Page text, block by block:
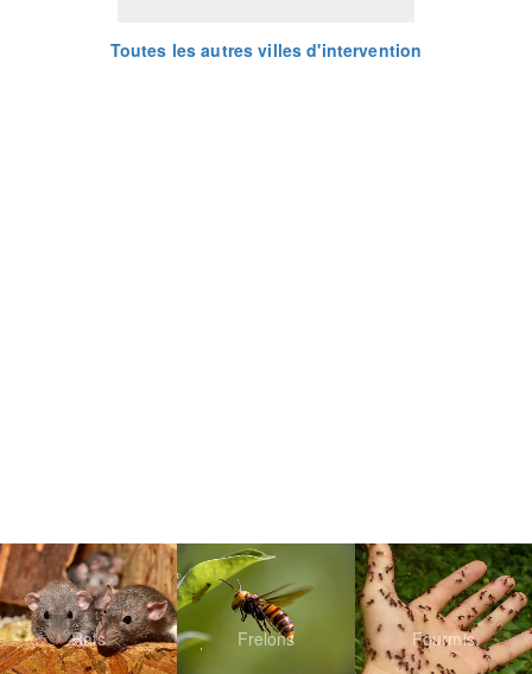
Toutes les autres villes d'intervention
Rats Frelons Fourmis